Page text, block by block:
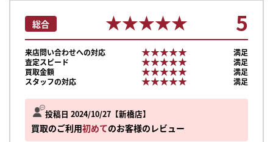
投稿日 2024/10/27 新橋店
買取のご利用初めてのお客様のレビュー
総合 ★★★★★
★★★★★ 5
来店問い合わせへの対応 ★★★★★
★★★★★
満足
査定スピード
★★★★★
★★★★★
満足
買取金額
★★★★★
★★★★★
満足
スタッフの対応
★★★★★
★★★★★ 満足